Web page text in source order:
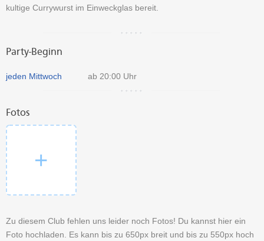
kultige Currywurst im Einweckglas bereit.
Party-Beginn
jeden Mittwoch ab 20:00 Uhr
Fotos
Zu diesem Club fehlen uns leider noch Fotos! Du kannst hier ein
Foto hochladen. Es kann bis zu 650px breit und bis zu 550px hoch